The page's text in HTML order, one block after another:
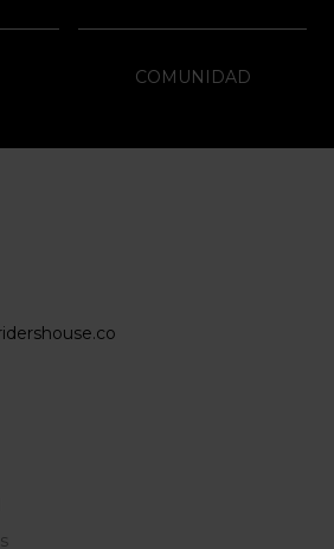
COMUNIDAD